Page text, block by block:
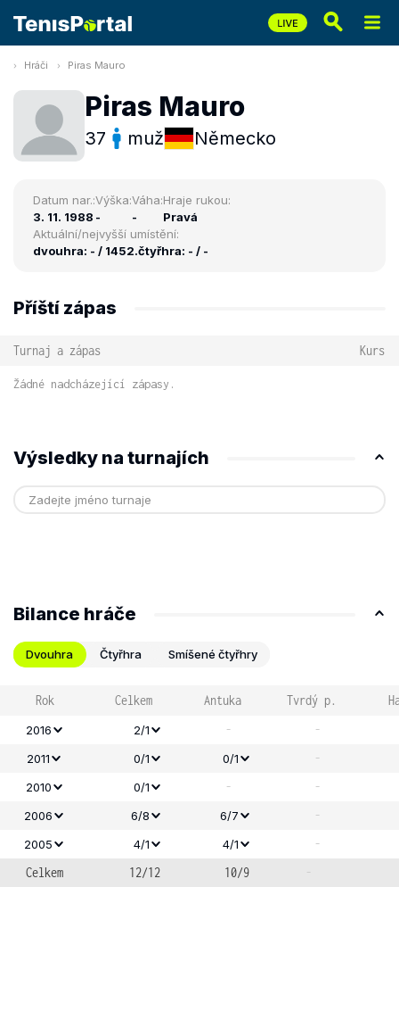
Hráči Piras Mauro
Piras Mauro
37 muž Německo
Datum nar.:
3. 11. 1988
Výška:
-
Váha:
-
Hraje rukou:
Pravá
Aktuální/nejvyšší umístění:
dvouhra: - / 1452.čtyřhra: - / -
Příští zápas
Turnaj a zápas Kurs
Žádné nadcházející zápasy.
Výsledky na turnajích
Bilance hráče
Dvouhra Čtyřhra Smíšené čtyřhry
Rok Celkem Antuka Tvrdý p.
2016 2/1 - -
2011 0/1 0/1 -
2010 0/1 - -
2006 6/8 6/7 -
2005 4/1 4/1
-
Celkem
12/12 10/9 -